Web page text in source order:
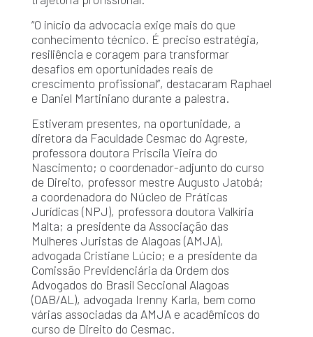
“O início da advocacia exige mais do que
conhecimento técnico. É preciso estratégia,
resiliência e coragem para transformar
desafios em oportunidades reais de
crescimento profissional”, destacaram Raphael
e Daniel Martiniano durante a palestra.
Estiveram presentes, na oportunidade, a
diretora da Faculdade Cesmac do Agreste,
professora doutora Priscila Vieira do
Nascimento; o coordenador-adjunto do curso
de Direito, professor mestre Augusto Jatobá;
a coordenadora do Núcleo de Práticas
Jurídicas (NPJ), professora doutora Valkíria
Malta; a presidente da Associação das
Mulheres Juristas de Alagoas (AMJA),
advogada Cristiane Lúcio; e a presidente da
Comissão Previdenciária da Ordem dos
Advogados do Brasil Seccional Alagoas
(OAB/AL), advogada Irenny Karla, bem como
várias associadas da AMJA e acadêmicos do
curso de Direito do Cesmac.